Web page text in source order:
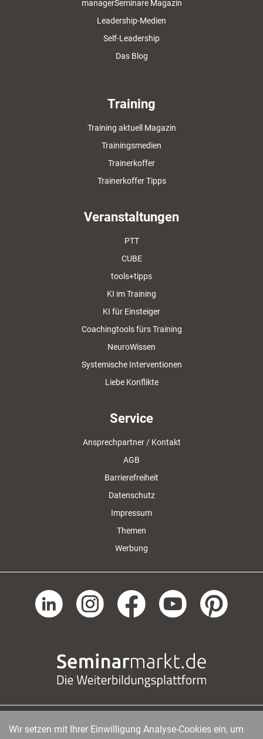
managerSeminare Magazin
Leadership-Medien
Self-Leadership
Das Blog
Training
Training aktuell Magazin
Trainingsmedien
Trainerkoffer
Trainerkoffer Tipps
Veranstaltungen
PTT
CUBE
tools+tipps
KI im Training
KI für Einsteiger
Coachingtools fürs Training
NeuroWissen
Systemische Interventionen
Liebe Konflikte
Service
Ansprechpartner / Kontakt
AGB
Barrierefreiheit
Datenschutz
Impressum
Themen
Werbung
managerSeminare Verlags GmbH | Endenicher Str. 41
|
Wir setzen mit Ihrer Einwilligung Analyse-Cookies ein, um